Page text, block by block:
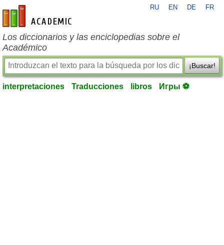
es-academic.com
RU EN DE FR
Los diccionarios y las enciclopedias sobre el
Académico
¡Buscar!
interpretaciones Traducciones libros Игры ⚽